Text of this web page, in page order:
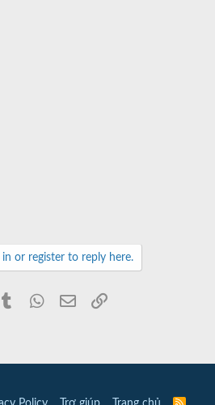
in or register to reply here.
Tumblr WhatsApp
Email
R